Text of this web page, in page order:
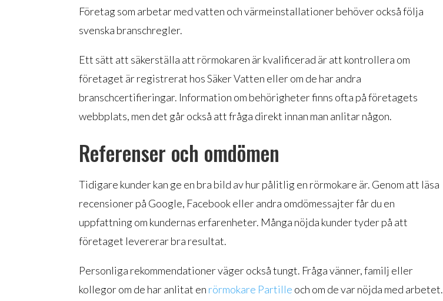
Företag som arbetar med vatten och värmeinstallationer behöver också följa
svenska branschregler.
Ett sätt att säkerställa att rörmokaren är kvalificerad är att kontrollera om
företaget är registrerat hos Säker Vatten eller om de har andra
branschcertifieringar. Information om behörigheter finns ofta på företagets
webbplats, men det går också att fråga direkt innan man anlitar någon.
Referenser och omdömen
Tidigare kunder kan ge en bra bild av hur pålitlig en rörmokare är. Genom att läsa
recensioner på Google, Facebook eller andra omdömessajter får du en
uppfattning om kundernas erfarenheter. Många nöjda kunder tyder på att
företaget levererar bra resultat.
Personliga rekommendationer väger också tungt. Fråga vänner, familj eller
kollegor om de har anlitat en rörmokare Partille och om de var nöjda med arbetet.